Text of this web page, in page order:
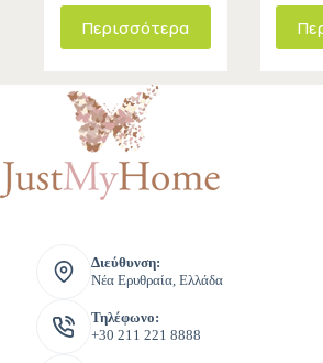
Περισσότερα
Διεύθυνση:
Νέα Ερυθραία, Ελλάδα
Τηλέφωνο:
+30 211 221 8888